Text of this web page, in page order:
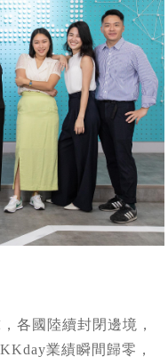
各國陸續封閉邊境，
業績瞬間歸零，